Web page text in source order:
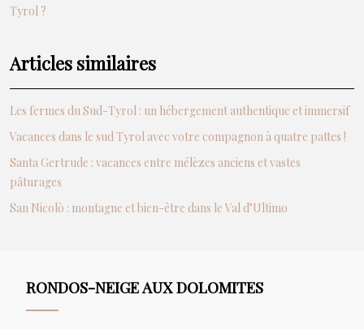
Tyrol ?
Articles similaires
Les fermes du Sud-Tyrol : un hébergement authentique et immersif
Vacances dans le sud Tyrol avec votre compagnon à quatre pattes !
Santa Gertrude : vacances entre mélèzes anciens et vastes
pâturages
San Nicolò : montagne et bien-être dans le Val d’Ultimo
RONDOS-NEIGE AUX DOLOMITES